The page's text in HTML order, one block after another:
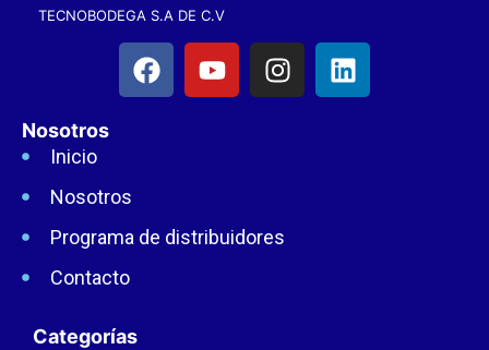
TECNOBODEGA S.A DE C.V
Nosotros
Inicio
Nosotros
Programa de distribuidores
Contacto
Categorías